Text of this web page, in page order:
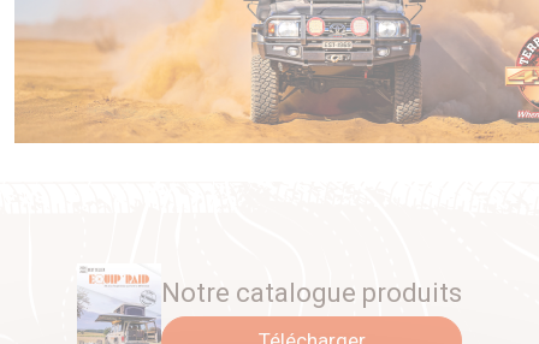
Notre catalogue produits